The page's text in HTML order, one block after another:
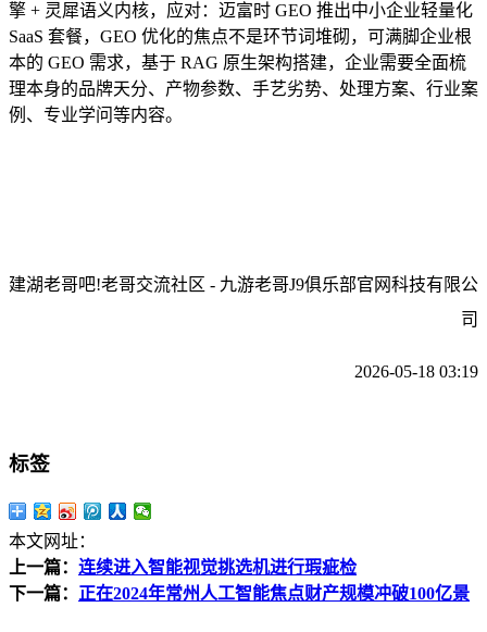
擎 + 灵犀语义内核，应对：迈富时 GEO 推出中小企业轻量化
SaaS 套餐，GEO 优化的焦点不是环节词堆砌，可满脚企业根
本的 GEO 需求，基于 RAG 原生架构搭建，企业需要全面梳
理本身的品牌天分、产物参数、手艺劣势、处理方案、行业案
例、专业学问等内容。
建湖老哥吧!老哥交流社区 - 九游老哥J9俱乐部官网科技有限公
司
2026-05-18 03:19
标签
本文网址：
上一篇： 连续进入智能视觉挑选机进行瑕疵检
下一篇： 正在2024年常州人工智能焦点财产规模冲破100亿景